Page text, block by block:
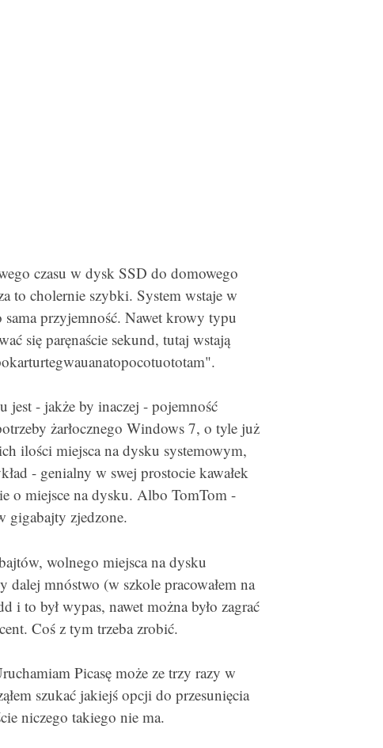
czasu w dysk SSD do domowego
to cholernie szybki. System wstaje w
przyjemność. Nawet krowy typu
się paręnaście sekund, tutaj wstają
jest - jakże by inaczej - pojemność
żarłocznego Windows 7, o tyle już
ilości miejsca na dysku systemowym,
- genialny w swej prostocie kawałek
o miejsce na dysku. Albo TomTom -
gigabajty zjedzone.
wolnego miejsca na dysku
dalej mnóstwo (w szkole pracowałem na
to był wypas, nawet można było zagrać
Coś z tym trzeba zrobić.
Picasę może ze trzy razy w
szukać jakiejś opcji do przesunięcia
niczego takiego nie ma.